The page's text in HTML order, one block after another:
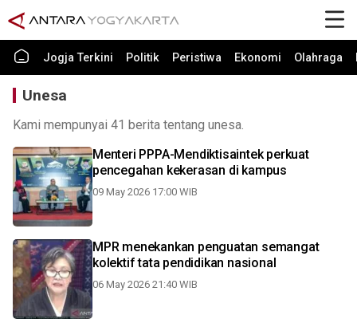
Jogja Terkini Politik Peristiwa Ekonomi Olahraga
Unesa
Kami mempunyai 41 berita tentang unesa.
Menteri PPPA-Mendiktisaintek perkuat
pencegahan kekerasan di kampus
09 May 2026 17:00 WIB
MPR menekankan penguatan semangat
kolektif tata pendidikan nasional
06 May 2026 21:40 WIB